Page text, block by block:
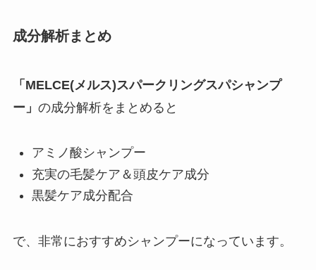
成分解析まとめ
「 MELCE(メルス)スパークリングスパシャンプ
ー」 の成分解析をまとめると
アミノ酸シャンプー
充実の毛髪ケア＆頭皮ケア成分
黒髪ケア成分配合
で、非常におすすめシャンプーになっています。